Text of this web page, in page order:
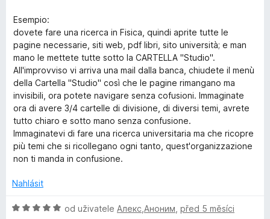
5
Esempio:
dovete fare una ricerca in Fisica, quindi aprite tutte le
pagine necessarie, siti web, pdf libri, sito università; e man
mano le mettete tutte sotto la CARTELLA "Studio".
All'improvviso vi arriva una mail dalla banca, chiudete il menù
della Cartella "Studio" così che le pagine rimangano ma
invisibili, ora potete navigare senza cofusioni. Immaginate
ora di avere 3/4 cartelle di divisione, di diversi temi, avrete
tutto chiaro e sotto mano senza confusione.
Immaginatevi di fare una ricerca universitaria ma che ricopre
più temi che si ricollegano ogni tanto, quest'organizzazione
non ti manda in confusione.
Nahlásit
H
od uživatele Алекс,Аноним před 5 měsíci